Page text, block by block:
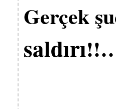
Gerçek
saldırı